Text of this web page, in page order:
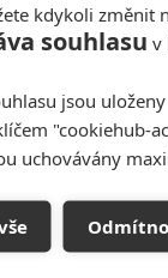
blíže
kdykoli změnit
souhlasu v
jsou
"cookiehub-
uchovávány